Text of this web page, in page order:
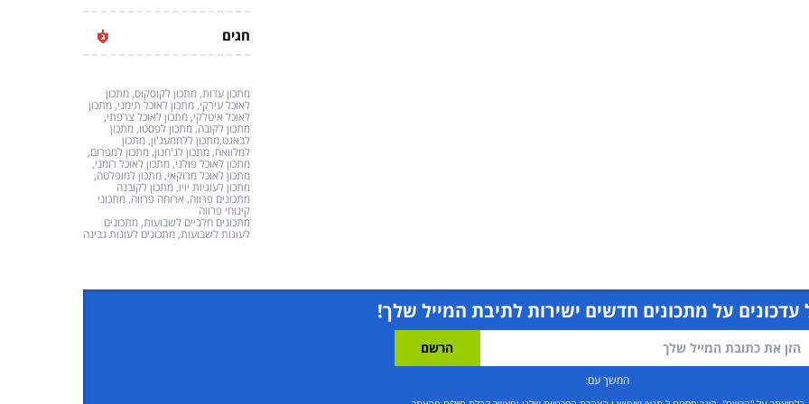
חגים
מתכון עדות, מתכון לקוסקוס, מתכון
לאוכל עירקי, מתכון לאוכל תימני, מתכון
לאוכל איטלקי, מתכון לאוכל צרפתי,
מתכון לקובה, מתכון לפסטו, מתכון
לבאגט,מתכון ללחמעג'ון, מתכון
למלוואח, מתכון לג'חנון, מתכון למפרום,
מתכון לאוכל פולני, מתכון לאוכל רומני,
מתכון לאוכל מרוקאי, מתכון למופלטה,
מתכון לעוגיות יויו, מתכון לקובנה
מתכונים פרווה, ארוחה פרווה, מתכוני
קינוחי פרווה
מתכונים חלביים לשבועות, מתכונים
לעוגות לשבועות, מתכונים לעוגות גבינה
עדכונים על מתכונים חדשים ישירות לתיבת המייל שלך!
המשך עם: